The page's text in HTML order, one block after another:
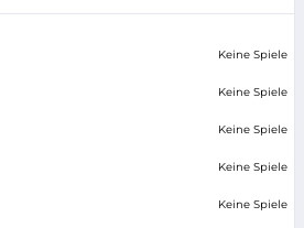
Keine Spiele
Keine Spiele
Keine Spiele
Keine Spiele
Keine Spiele